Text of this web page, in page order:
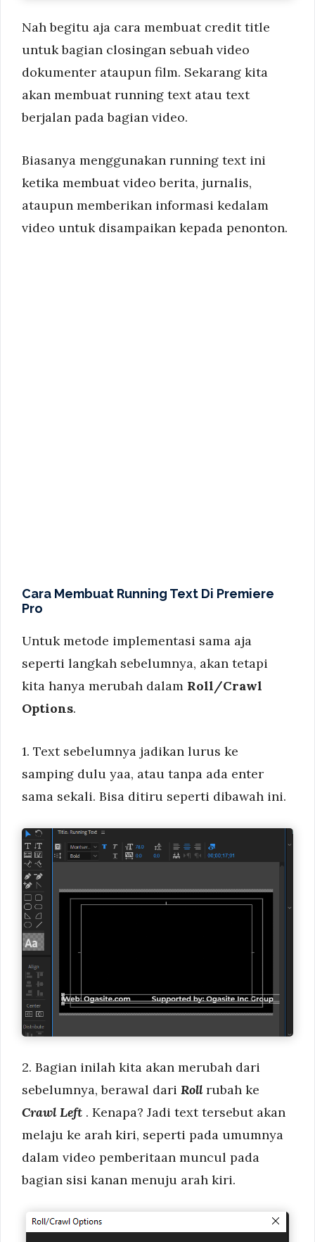
Nah begitu aja cara membuat credit title
untuk bagian closingan sebuah video
dokumenter ataupun film. Sekarang kita
akan membuat running text atau text
berjalan pada bagian video.
Biasanya menggunakan running text ini
ketika membuat video berita, jurnalis,
ataupun memberikan informasi kedalam
video untuk disampaikan kepada penonton.
Cara Membuat Running Text Di Premiere
Pro
Untuk metode implementasi sama aja
seperti langkah sebelumnya, akan tetapi
kita hanya merubah dalam Roll/Crawl
Options.
1. Text sebelumnya jadikan lurus ke
samping dulu yaa, atau tanpa ada enter
sama sekali. Bisa ditiru seperti dibawah ini.
2. Bagian inilah kita akan merubah dari
sebelumnya, berawal dari Rollrubah ke
Crawl Left . Kenapa? Jadi text tersebut akan
melaju ke arah kiri, seperti pada umumnya
dalam video pemberitaan muncul pada
bagian sisi kanan menuju arah kiri.